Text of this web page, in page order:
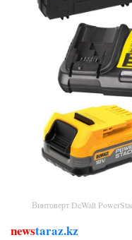
Винтоверт DeWalt
newstaraz.kz